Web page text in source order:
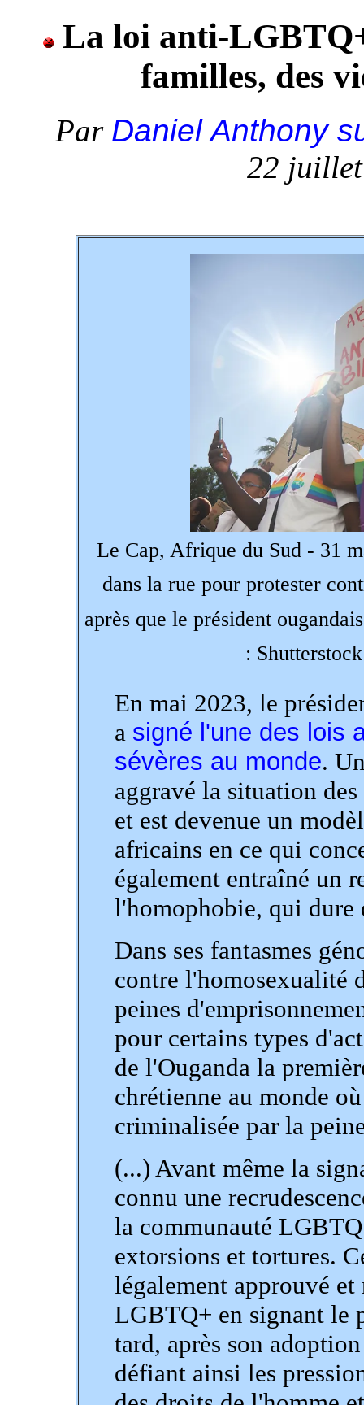
La loi anti-
familles, des
Par Daniel Anthony
22
Le Cap, Afrique du Sud - 31
dans la rue pour protester
après que le président
:
En mai 2023, le
a signé l'une des lois
sévères au monde.
aggravé la situation
et est devenue un
africains en ce qui
également entraîné un
l'homophobie, qui dure
Dans ses fantasmes
contre l'homosexualité
peines
pour certains types
de l'Ouganda la
chrétienne au monde
criminalisée par la
(...) Avant même la
connu une
la communauté
extorsions et tortures.
légalement approuvé
LGBTQ+ en signant le
tard, après son
défiant ainsi les